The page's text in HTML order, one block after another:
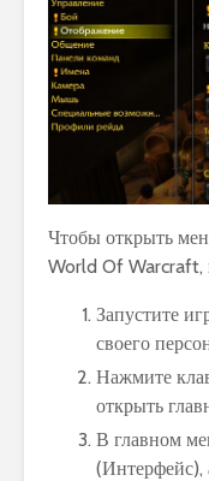
Чтобы открыть
World Of Warcraft,
Запустите
своего
Нажмите
открыть
В главном
(Интерфейс),